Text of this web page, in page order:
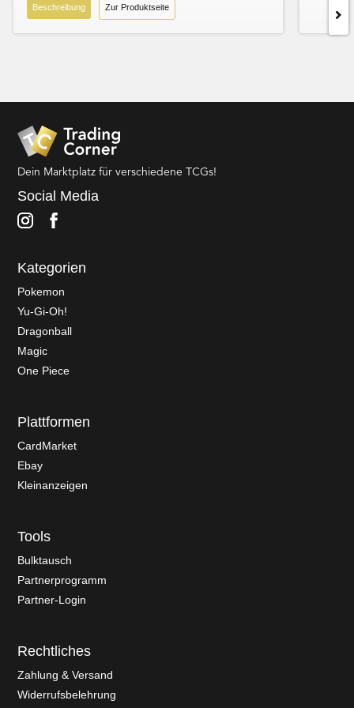
Beschreibung Zur Produktseite
Dein Marktplatz für verschiedene TCGs!
Social Media
Kategorien
Pokemon
Yu-Gi-Oh!
Dragonball
Magic
One Piece
Plattformen
CardMarket
Ebay
Kleinanzeigen
Tools
Bulktausch
Partnerprogramm
Partner-Login
Rechtliches
Zahlung & Versand
Widerrufsbelehrung